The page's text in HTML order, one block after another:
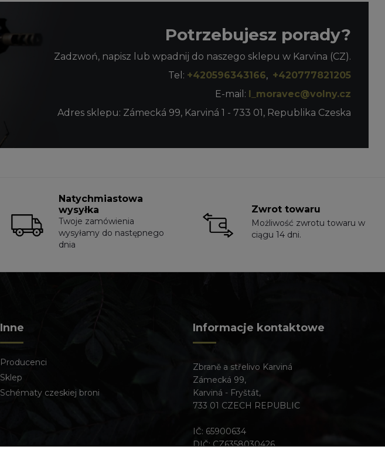
Potrzebujesz porady?
Zadzwoń, napisz lub wpadnij do naszego sklepu w Karvina (CZ).
Tel: +420596343166, +420777821205
E-mail: l_moravec@volny.cz
Adres sklepu: Zámecká 99, Karviná 1 - 733 01, Republika Czeska
Natychmiastowa
wysyłka
Twoje zamówienia
wysyłamy do następnego
dnia
Zwrot towaru
Możliwość zwrotu towaru w
ciągu 14 dni.
Inne
Producenci
Sklep
Schématy czeskiej broni
Informacje kontaktowe
Zbraně a střelivo Karviná
Zámecká 99,
Karviná - Fryštát,
733 01 CZECH REPUBLIC
IČ: 65900634
DIČ: CZ6358030426